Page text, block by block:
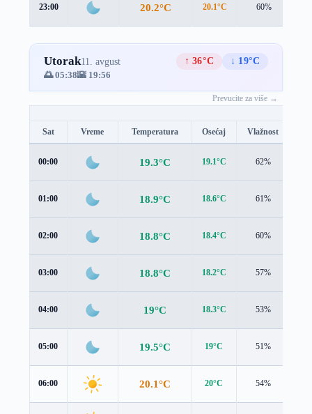
23:00 20.2°C 20.1°C 60%
Utorak11. avgust ↑ 36°C
↓ 19°C
🌅 05:38🌇 19:56
Prevucite za više →
Sat Vreme Temperatura Osećaj Vlažnost
00:00 19.3°C 19.1°C 62%
01:00 18.9°C 18.6°C 61%
02:00 18.8°C 18.4°C 60%
03:00 18.8°C 18.2°C 57%
04:00 19°C 18.3°C 53%
05:00 19.5°C 19°C 51%
06:00 20.1°C 20°C 54%